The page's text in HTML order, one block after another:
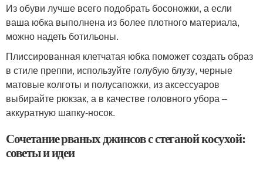
Из обуви лучше всего подобрать босоножки, а если
ваша юбка выполнена из более плотного материала,
можно надеть ботильоны.
Плиссированная клетчатая юбка поможет создать образ
в стиле преппи, используйте голубую блузу, черные
матовые колготы и полусапожки, из аксессуаров
выбирайте рюкзак, а в качестве головного убора –
аккуратную шапку-носок.
Сочетание рваных джинсов с стеганой косухой:
советы и идеи